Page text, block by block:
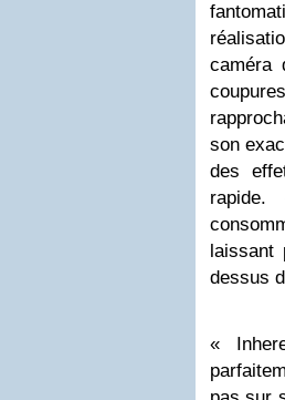
caméra
son
des
laissant
dessus
«